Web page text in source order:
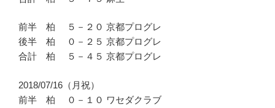
前半 柏 ５－２０ 京都プログレ
後半 柏 ０－２５ 京都プログレ
合計 柏 ５－４５ 京都プログレ
2018/07/16（月祝）
前半 柏 ０－１０ ワセダクラブ